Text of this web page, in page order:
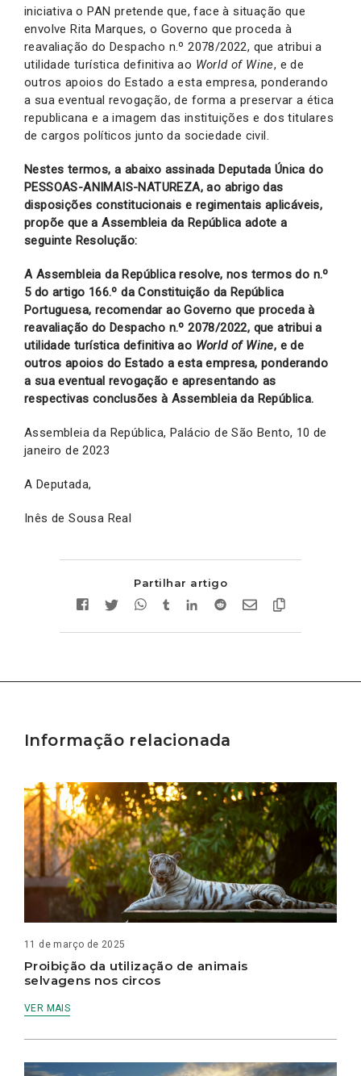
iniciativa o PAN pretende que, face à situação que
envolve Rita Marques, o Governo que proceda à
reavaliação do Despacho n.º 2078/2022, que atribui a
utilidade turística definitiva ao World of Wine, e de
outros apoios do Estado a esta empresa, ponderando
a sua eventual revogação, de forma a preservar a ética
republicana e a imagem das instituições e dos titulares
de cargos políticos junto da sociedade civil.
Nestes termos, a abaixo assinada Deputada Única do
PESSOAS-ANIMAIS-NATUREZA, ao abrigo das
disposições constitucionais e regimentais aplicáveis,
propõe que a Assembleia da República adote a
seguinte Resolução:
A Assembleia da República resolve, nos termos do n.º
5 do artigo 166.º da Constituição da República
Portuguesa, recomendar ao Governo que proceda à
reavaliação do Despacho n.º 2078/2022, que atribui a
utilidade turística definitiva ao World of Wine, e de
outros apoios do Estado a esta empresa, ponderando
a sua eventual revogação e apresentando as
respectivas conclusões à Assembleia da República.
Assembleia da República, Palácio de São Bento, 10 de
janeiro de 2023
A Deputada,
Inês de Sousa Real
Partilhar artigo
Informação relacionada
11 de março de 2025
Proibição da utilização de animais
selvagens nos circos
VER MAIS